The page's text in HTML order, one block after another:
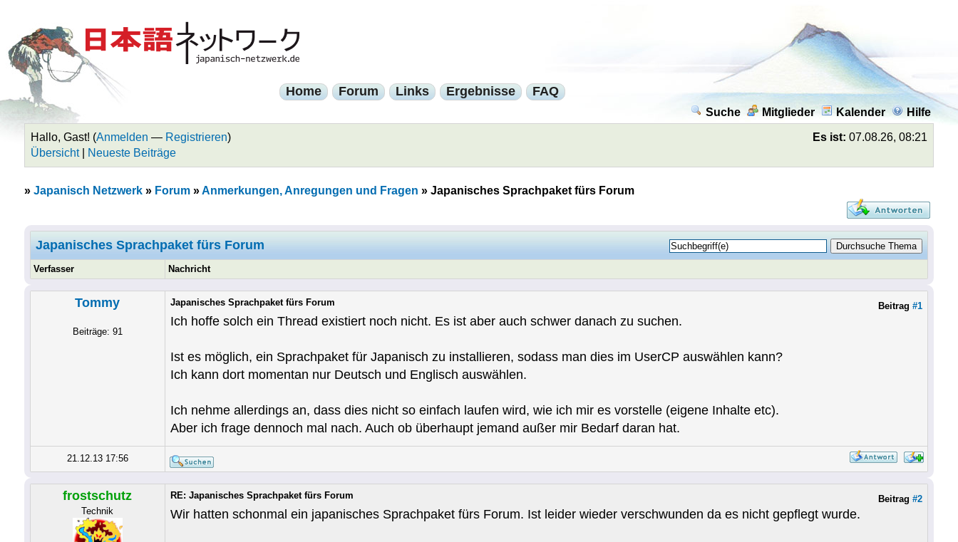
Home Forum Links Ergebnisse FAQ
Suche Mitglieder Kalender Hilfe
Es ist: 07.08.26, 08:21
Hallo, Gast! (Anmelden — Registrieren)
Übersicht| Neueste Beiträge
» Japanisch Netzwerk» Forum»Anmerkungen, Anregungen und Fragen » Japanisches Sprachpaket fürs Forum
Japanisches Sprachpaket fürs Forum
Verfasser Nachricht
Tommy
Beiträge: 91
Beitrag #1
Japanisches Sprachpaket fürs Forum
Ich hoffe solch ein Thread existiert noch nicht. Es ist aber auch schwer danach zu suchen.
Ist es möglich, ein Sprachpaket für Japanisch zu installieren, sodass man dies im UserCP auswählen kann?
Ich kann dort momentan nur Deutsch und Englisch auswählen.
Ich nehme allerdings an, dass dies nicht so einfach laufen wird, wie ich mir es vorstelle (eigene Inhalte etc).
Aber ich frage dennoch mal nach. Auch ob überhaupt jemand außer mir Bedarf daran hat.
21.12.13 17:56
frostschutz
Technik
Beitrag #2
RE: Japanisches Sprachpaket fürs Forum
Wir hatten schonmal ein japanisches Sprachpaket fürs Forum. Ist leider wieder verschwunden da es nicht gepflegt wurde.